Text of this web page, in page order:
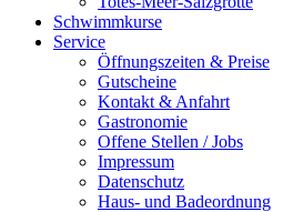
Schwimmkurse
Service
Öffnungszeiten & Preise
Gutscheine
Kontakt & Anfahrt
Gastronomie
Offene Stellen / Jobs
Impressum
Datenschutz
Haus- und Badeordnung